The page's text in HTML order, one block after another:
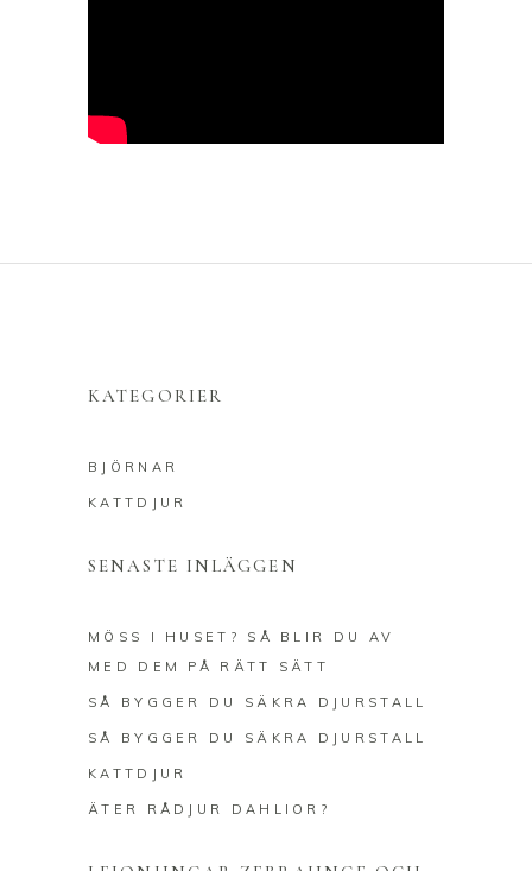
KATEGORIER
BJÖRNAR
KATTDJUR
SENASTE INLÄGGEN
MÖSS I HUSET? SÅ BLIR DU AV
MED DEM PÅ RÄTT SÄTT
SÅ BYGGER DU SÄKRA DJURSTALL
SÅ BYGGER DU SÄKRA DJURSTALL
KATTDJUR
ÄTER RÅDJUR DAHLIOR?